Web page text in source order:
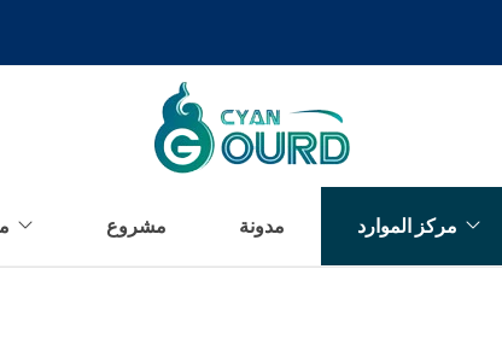
مشروع مدونة مركز الموارد